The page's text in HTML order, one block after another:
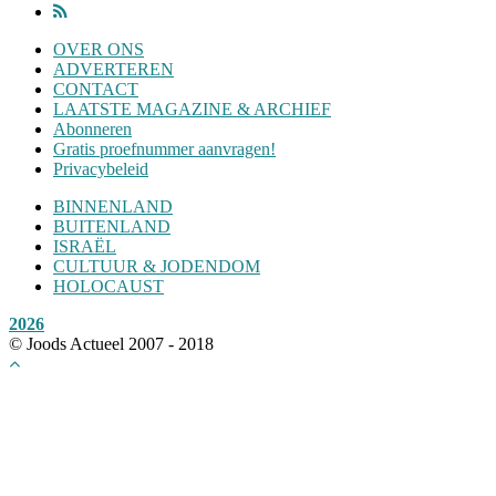
OVER ONS
ADVERTEREN
CONTACT
LAATSTE MAGAZINE & ARCHIEF
Abonneren
Gratis proefnummer aanvragen!
Privacybeleid
BINNENLAND
BUITENLAND
ISRAËL
CULTUUR & JODENDOM
HOLOCAUST
2026
© Joods Actueel 2007 - 2018